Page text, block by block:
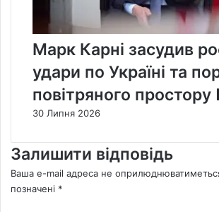
Марк Карні засудив
удари по Україні та
повітряного
30 Липня 2026
Залишити відповідь
Ваша e-mail адреса не
позначені *